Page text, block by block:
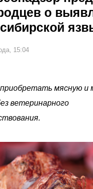
о
15:04
мясную и
ветеринарного